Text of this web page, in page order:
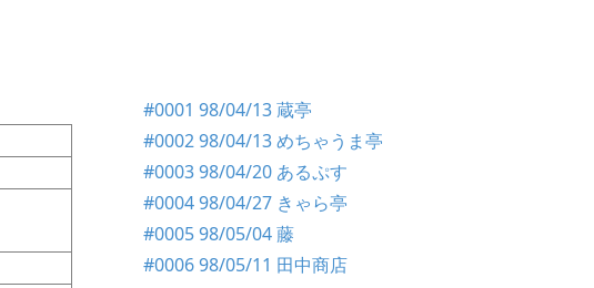
#0001 98/04/13 蔵亭
#0002 98/04/13 めちゃうま亭
#0003 98/04/20 あるぷす
#0004 98/04/27 きゃら亭
#0005 98/05/04 藤
#0006 98/05/11 田中商店